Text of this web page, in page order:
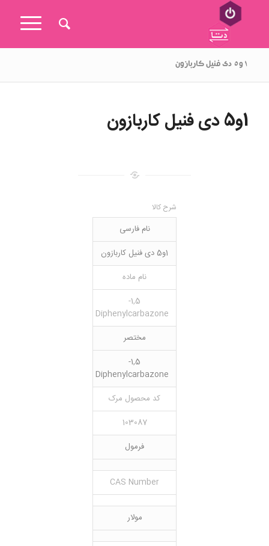
۱و۵ دی فنیل کاربازون
1و5 دی فنیل کاربازون
شرح کالا
نام فارسی
1و5 دی فنیل کاربازون
نام ماده
1,5-
Diphenylcarbazone
مختصر
1,5-
Diphenylcarbazone
کد محصول مرک
103087
فرمول
CAS Number
مولار